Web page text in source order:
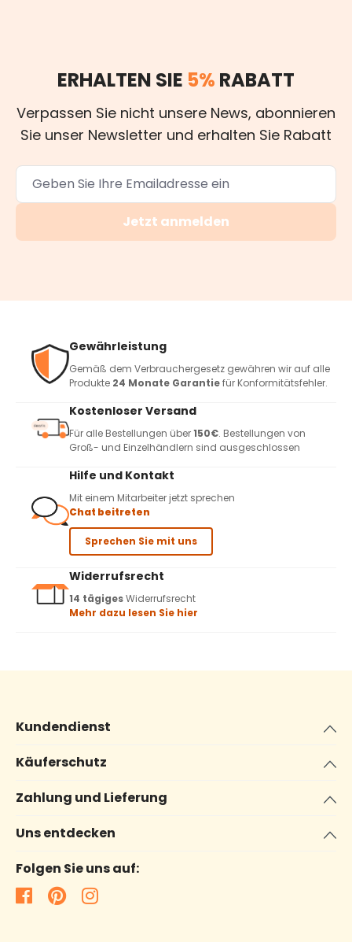
ERHALTEN SIE 5% RABATT
Verpassen Sie nicht unsere News, abonnieren
Sie unser Newsletter und erhalten Sie Rabatt
Jetzt anmelden
Gewährleistung
Gemäß dem Verbrauchergesetz gewähren wir auf alle
Produkte 24 Monate Garantiefür Konformitätsfehler.
Kostenloser Versand
Für alle Bestellungen über150€. Bestellungen von
Groß- und Einzelhändlern sind ausgeschlossen
Hilfe und Kontakt
Mit einem Mitarbeiter jetzt sprechen
Chat beitreten
Sprechen Sie mit uns
Widerrufsrecht
14 tägigesWiderrufsrecht
Mehr dazu lesen Sie hier
Kundendienst
Käuferschutz
Zahlung und Lieferung
Uns entdecken
Folgen Sie uns auf: